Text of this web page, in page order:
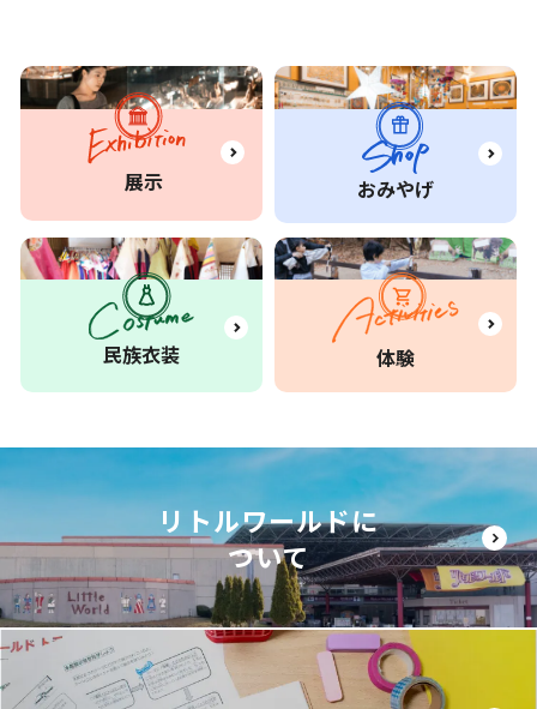
展示 おみやげ
民族衣装 体験
リトルワールドに
ついて